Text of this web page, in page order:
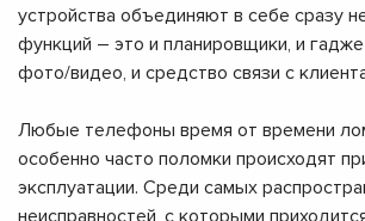
устройства объединяют в себе сразу
функций – это и планировщики, и
фото/видео, и средство связи с
Любые телефоны время от времени
особенно часто поломки происходят
эксплуатации. Среди самых
неисправностей, с которыми